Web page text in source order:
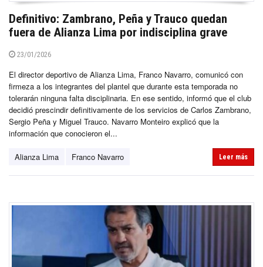
Definitivo: Zambrano, Peña y Trauco quedan
fuera de Alianza Lima por indisciplina grave
23/01/2026
El director deportivo de Alianza Lima, Franco Navarro, comunicó con
firmeza a los integrantes del plantel que durante esta temporada no
tolerarán ninguna falta disciplinaria. En ese sentido, informó que el club
decidió prescindir definitivamente de los servicios de Carlos Zambrano,
Sergio Peña y Miguel Trauco. Navarro Monteiro explicó que la
información que conocieron el...
Alianza Lima Franco Navarro Leer más